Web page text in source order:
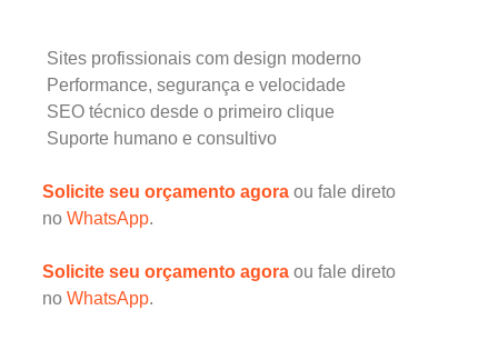
Sites profissionais com design moderno
Performance, segurança e velocidade
SEO técnico desde o primeiro clique
Suporte humano e consultivo
Solicite seu orçamento agora ou fale direto
no WhatsApp.
Solicite seu orçamento agora ou fale direto
no WhatsApp.